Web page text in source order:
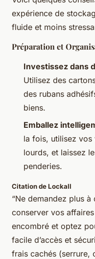
expérience de
fluide et moins
Préparation et
Investissez dans
Utilisez des
des rubans
biens.
Emballez
la fois, utilisez vos
lourds, et laissez
penderies.
Citation de Lockall
“Ne demandez plus
conserver vos
encombré et optez
facile d’accès et
frais cachés (serrure,